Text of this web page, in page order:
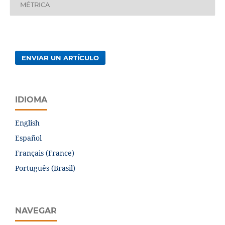
MÉTRICA
ENVIAR UN ARTÍCULO
IDIOMA
English
Español
Français (France)
Português (Brasil)
NAVEGAR